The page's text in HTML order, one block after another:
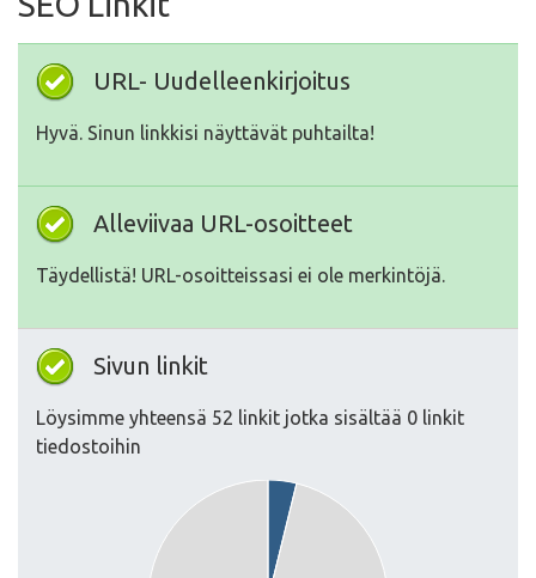
URL- Uudelleenkirjoitus
Hyvä. Sinun linkkisi näyttävät puhtailta!
Alleviivaa URL-osoitteet
Täydellistä! URL-osoitteissasi ei ole merkintöjä.
Sivun linkit
Löysimme yhteensä 52 linkit jotka sisältää 0 linkit
tiedostoihin